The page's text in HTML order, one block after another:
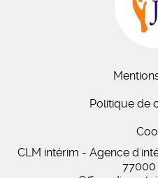
Politique de
CLM intérim - Agence